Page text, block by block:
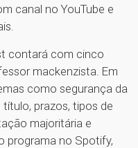
canal no YouTube e
contará com cinco
mackenzista. Em
como segurança da
prazos, tipos de
majoritária e
programa no Spotify,